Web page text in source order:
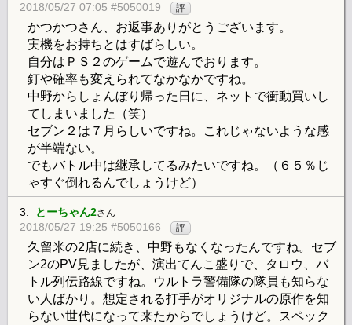
2018/05/27 07:05 #5050019 評
かつかつさん、お返事ありがとうございます。
実機をお持ちとはすばらしい。
自分はＰＳ２のゲームで遊んでおります。
釘や確率も変えられてなかなかですね。
中野からしょんぼり帰った日に、ネットで衝動買いし
てしまいました（笑）
セブン２は７月らしいですね。これじゃないような感
が半端ない。
でもバトル中は継承してるみたいですね。（６５％じ
ゃすぐ倒れるんでしょうけど）
3. とーちゃん2さん
2018/05/27 19:25 #5050166 評
久留米の2店に続き、中野もなくなったんですね。セブ
ン2のPV見ましたが、演出てんこ盛りで、タロウ、バ
トル列伝路線ですね。ウルトラ警備隊の隊員も知らな
い人ばかり。想定される打手がオリジナルの原作を知
らない世代になって来たからでしょうけど。スペック